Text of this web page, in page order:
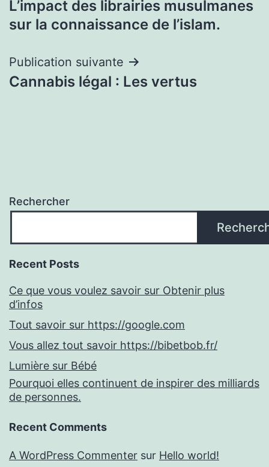
de
L’impact des librairies musulmanes
sur la connaissance de l’islam.
Publication suivante
Cannabis légal : Les vertus
Rechercher
Recent Posts
Ce que vous voulez savoir sur Obtenir plus
d’infos
Tout savoir sur https://google.com
Vous allez tout savoir https://bibetbob.fr/
Lumière sur Bébé
Pourquoi elles continuent de inspirer des milliards
de personnes.
Recent Comments
A WordPress Commenter sur Hello world!